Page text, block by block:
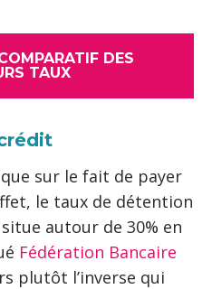
DES
TAUX
sur le fait de payer
le taux de détention
autour de 30% en
Fédération Bancaire
plutôt l’inverse qui